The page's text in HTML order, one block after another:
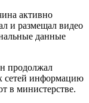
активно
и размещал видео
данные
продолжал
сетей информацию
в министерстве.